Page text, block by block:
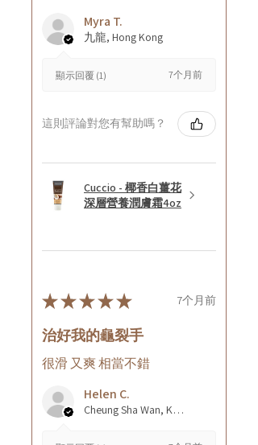
Myra T.
九龍, Hong Kong
顯示回覆 (1) 7个月前
這則評論對您有幫助嗎？
Cuccio - 椰香白薑花
深層營養潤膚霜4oz
★★★★★ 7个月前
治好我的龜裂手
很滑 又爽 相當不錯
Helen C.
Cheung Sha Wan, Kowloon., Hong Kong